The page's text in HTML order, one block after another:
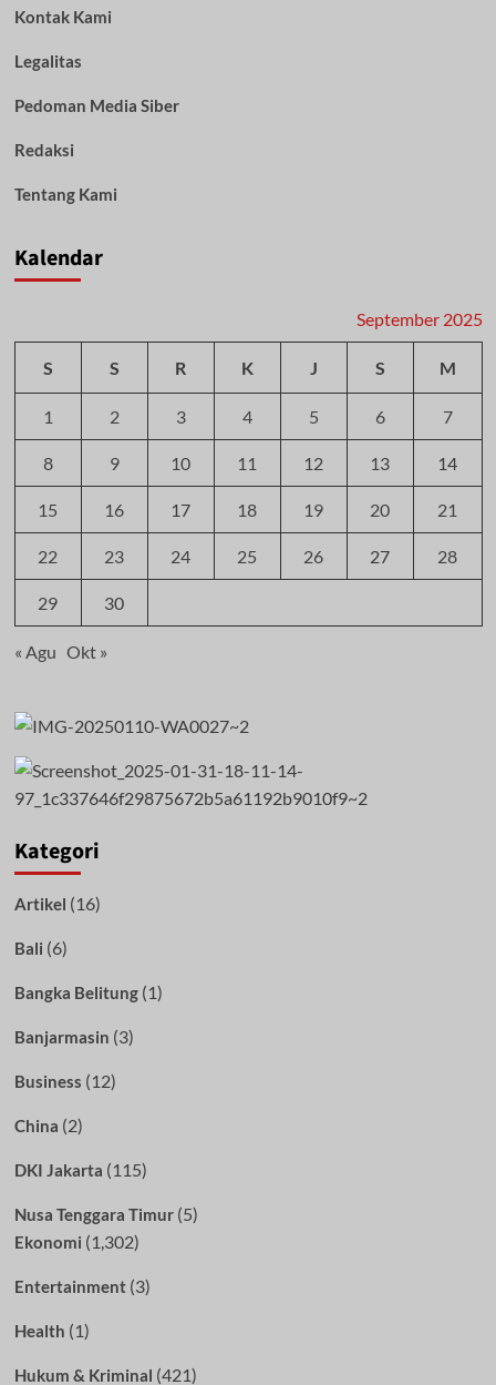
dan
Kontak Kami
Legalitas
Pedoman Media Siber
Redaksi
Tentang Kami
Kalendar
September 2025
S S R K J S M
1 2 3 4 5 6 7
8 9 10 11 12 13 14
15 16 17 18 19 20 21
22 23 24 25 26 27 28
29 30
« Agu Okt »
Kategori
Artikel (16)
Bali (6)
Bangka Belitung(1)
Banjarmasin (3)
Business (12)
China (2)
DKI Jakarta (115)
Nusa Tenggara Timur(5)
Ekonomi (1,302)
Entertainment(3)
Health (1)
Hukum & Kriminal (421)